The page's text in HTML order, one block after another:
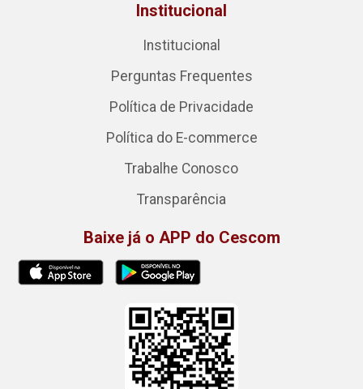
Institucional
Institucional
Perguntas Frequentes
Política de Privacidade
Política do E-commerce
Trabalhe Conosco
Transparência
Baixe já o APP do Cescom